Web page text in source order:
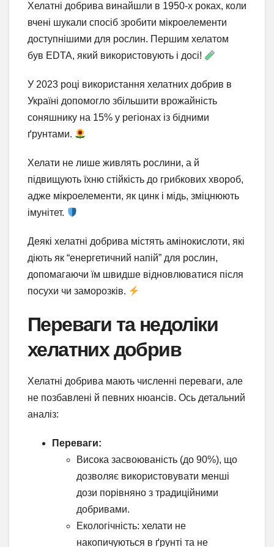
Хелатні добрива винайшли в 1950-х роках, коли
вчені шукали спосіб зробити мікроелементи
доступнішими для рослин. Першим хелатом
був EDTA, який використовують і досі!
У 2023 році використання хелатних добрив в
Україні допомогло збільшити врожайність
соняшнику на 15% у регіонах із бідними
ґрунтами.
Хелати не лише живлять рослини, а й
підвищують їхню стійкість до грибкових хвороб,
адже мікроелементи, як цинк і мідь, зміцнюють
імунітет.
Деякі хелатні добрива містять амінокислоти, які
діють як “енергетичний напій” для рослин,
допомагаючи їм швидше відновлюватися після
посухи чи заморозків.
Переваги та недоліки
хелатних добрив
Хелатні добрива мають численні переваги, але
не позбавлені й певних нюансів. Ось детальний
аналіз:
Переваги:
Висока засвоюваність (до 90%), що
дозволяє використовувати менші
дози порівняно з традиційними
добривами.
Екологічність: хелати не
накопичуються в ґрунті та не